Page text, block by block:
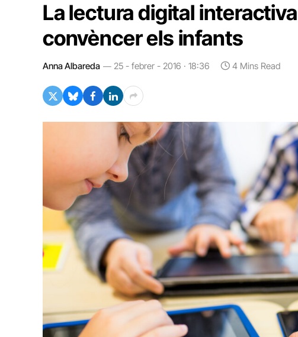
La lectura digital
convèncer els infants
Anna Albareda 25 - febrer - 2016 · 18:36 4 Mins Read